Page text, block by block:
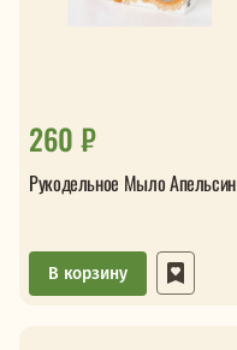
260 ₽
Рукодельное Мыло Апельсин
В корзину